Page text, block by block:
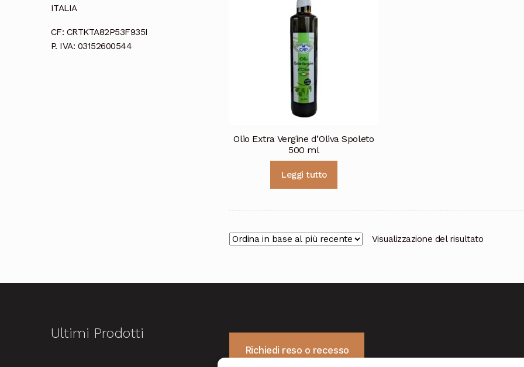
Olio Extra Vergine d’Oliva Spoleto
500 ml
Leggi tutto
Visualizzazione del risultato
ITALIA
CF: CRTKTA82P53F935I
P. IVA: 03152600544
Ultimi Prodotti
Richiedi reso o recesso